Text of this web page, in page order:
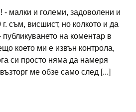
- малки и големи, задоволени и
съм, висшист, но колкото и да
на коментар в
което ми е извън контрола,
си просто няма да намеря
ме обзе само след [...]